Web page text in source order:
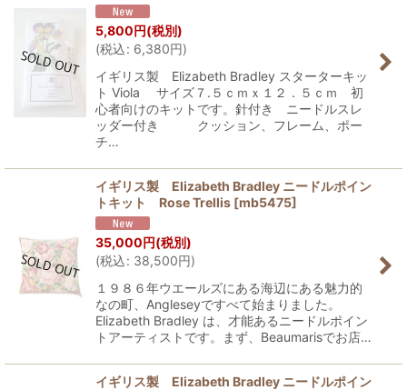
5,800円(税別)
(税込: 6,380円)
イギリス製 Elizabeth Bradley スターターキッ
ト Viola サイズ７.５ｃｍｘ１２．５ｃｍ 初
心者向けのキットです。針付き ニードルスレ
ッダー付き クッション、フレーム、ポー
チ…
イギリス製 Elizabeth Bradley ニードルポイン
トキット Rose Trellis [mb5475]
35,000円(税別)
(税込: 38,500円)
１９８６年ウエールズにある海辺にある魅力的
なの町、Angleseyですべて始まりました。
Elizabeth Bradley は、才能あるニードルポイン
トアーティストです。まず、Beaumarisでお店…
イギリス製 Elizabeth Bradley ニードルポイン